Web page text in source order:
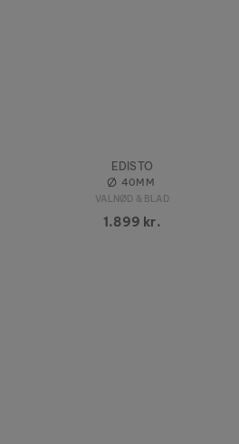
EDISTO
40MM
VALNØD & BLAD
1.899 kr.